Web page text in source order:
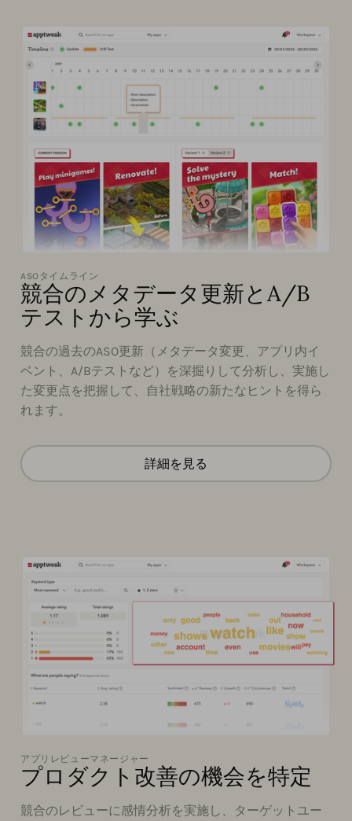
ASOタイムライン
競合のメタデータ更新とA/B
テストから学ぶ
競合の過去のASO更新（メタデータ変更、アプリ内イ
ベント、A/Bテストなど）を深掘りして分析し、実施し
た変更点を把握して、自社戦略の新たなヒントを得ら
れます。
詳細を見る
アプリレビューマネージャー
プロダクト改善の機会を特定
競合のレビューに感情分析を実施し、ターゲットユー